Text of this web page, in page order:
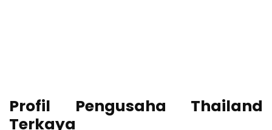
Profil Pengusaha Thailand
Terkaya